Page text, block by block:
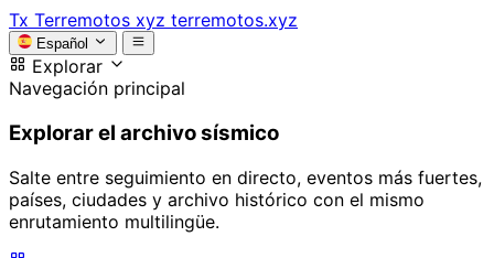
Tx Terremotos xyz terremotos.xyz
Español
Explorar
Navegación principal
Explorar el archivo sísmico
Salte entre seguimiento en directo, eventos más fuertes,
países, ciudades y archivo histórico con el mismo
enrutamiento multilingüe.